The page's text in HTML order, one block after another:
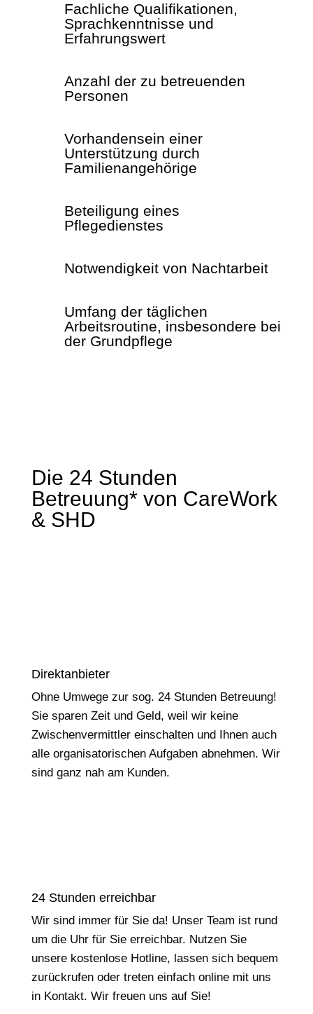
Fachliche Qualifikationen,
Sprachkenntnisse und
Erfahrungswert
Anzahl der zu betreuenden
Personen
Vorhandensein einer
Unterstützung durch
Familienangehörige
Beteiligung eines
Pflegedienstes
Notwendigkeit von Nachtarbeit
Umfang der täglichen
Arbeitsroutine, insbesondere bei
der Grundpflege
Die 24 Stunden
Betreuung* von CareWork
& SHD
Direktanbieter
Ohne Umwege zur sog. 24 Stunden Betreuung!
Sie sparen Zeit und Geld, weil wir keine
Zwischenvermittler einschalten und Ihnen auch
alle organisatorischen Aufgaben abnehmen. Wir
sind ganz nah am Kunden.
24 Stunden erreichbar
Wir sind immer für Sie da! Unser Team ist rund
um die Uhr für Sie erreichbar. Nutzen Sie
unsere kostenlose Hotline, lassen sich bequem
zurückrufen oder treten einfach online mit uns
in Kontakt. Wir freuen uns auf Sie!